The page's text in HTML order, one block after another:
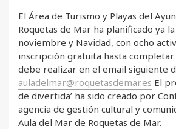
El Área de Turismo y Playas del
Roquetas de Mar ha planificado ya
noviembre y Navidad, con ocho
inscripción gratuita hasta
debe realizar en el email siguiente
auladelmar@roquetasdemar.es El
de divertida’ ha sido creado por
agencia de gestión cultural y
Aula del Mar de Roquetas de Mar.